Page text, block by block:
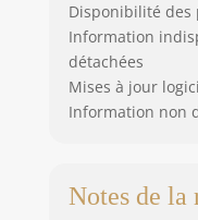
Disponibilité des
Information
détachées
Mises à jour
Information non
Notes de la